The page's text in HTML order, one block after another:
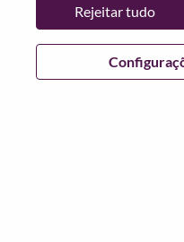
Rejeitar tudo